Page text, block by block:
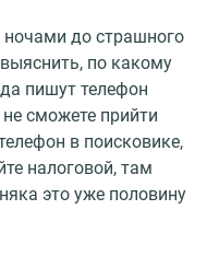
до страшного
по какому
пишут телефон
сможете прийти
в поисковике,
налоговой, там
это уже половину